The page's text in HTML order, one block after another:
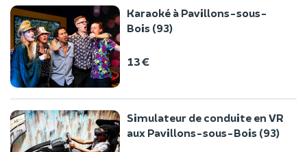
Karaoké à Pavillons-sous-
Bois (93)
13 €
Simulateur de conduite en VR
aux Pavillons-sous-Bois (93)